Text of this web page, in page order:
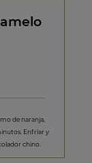
de naranja,
Enfriar y
chino.